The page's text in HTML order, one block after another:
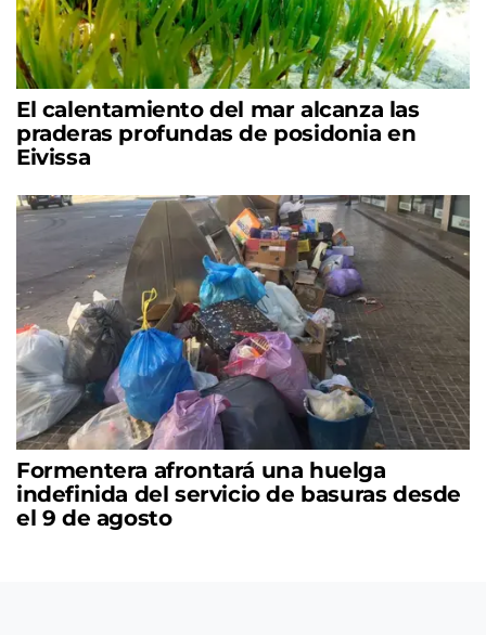
El calentamiento del mar alcanza las
praderas profundas de posidonia en
Eivissa
Formentera afrontará una huelga
indefinida del servicio de basuras desde
el 9 de agosto